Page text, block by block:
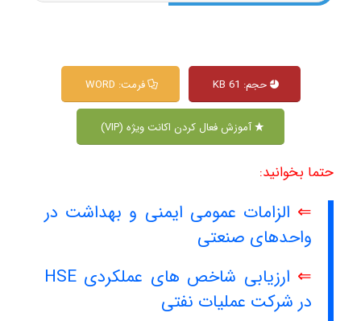
حجم: 61 KB فرمت: WORD
آموزش فعال کردن اکانت ویژه (VIP)
حتما بخوانید:
⇐ الزامات عمومی ایمنی و بهداشت در
واحدهای صنعتی
⇐
ارزیابی شاخص های عملکردی HSE
در شرکت عملیات نفتی